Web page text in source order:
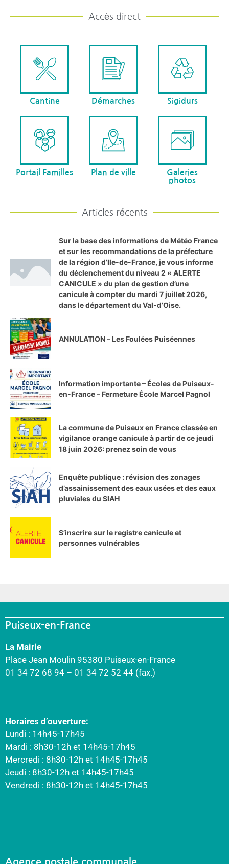
Accès direct
Cantine Démarches Sigidurs
Portail Familles Plan de ville
Galeries
photos
Articles récents
Sur la base des informations de Météo France
et sur les recommandations de la préfecture
de la région d’Ile-de-France, je vous informe
du déclenchement du niveau 2 « ALERTE
CANICULE » du plan de gestion d’une
canicule à compter du mardi 7 juillet 2026,
dans le département du Val-d’Oise.
ANNULATION – Les Foulées Puiséennes
Information importante – Écoles de Puiseux-
en-France – Fermeture École Marcel Pagnol
La commune de Puiseux en France classée en
vigilance orange canicule à partir de ce jeudi
18 juin 2026: prenez soin de vous
Enquête publique : révision des zonages
d’assainissement des eaux usées et des eaux
pluviales du SIAH
S’inscrire sur le registre canicule et
personnes vulnérables
Puiseux-en-France
La Mairie
Place Jean Moulin 95380 Puiseux-en-France
01 34 72 68 94 – 01 34 72 52 44 (fax.)
Horaires d’ouverture:
Lundi : 14h45-17h45
Mardi : 8h30-12h et 14h45-17h45
Mercredi : 8h30-12h et 14h45-17h45
Jeudi : 8h30-12h et 14h45-17h45
Vendredi : 8h30-12h et 14h45-17h45
Agence postale communale